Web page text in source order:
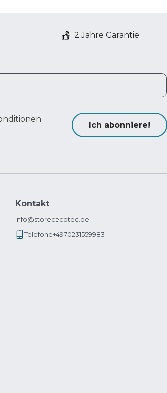
2 Jahre Garantie
Ich abonniere!
Kontakt
info@storececotec.de
Telefone+4970231559983